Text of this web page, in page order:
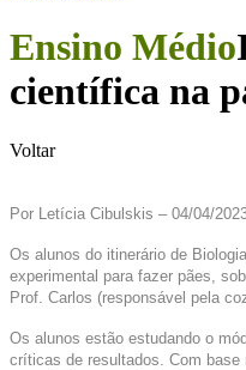
Ensino Médio
científica na
Voltar
Por Letícia Cibulskis – 04/04/
Os alunos do itinerário de
experimental para fazer pães,
Prof. Carlos (responsável pela
Os alunos estão estudando o
críticas de resultados. Com